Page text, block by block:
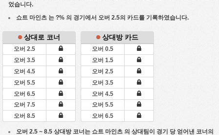
었습니다.
쇼트 마인츠 는 ?% 의 경기에서 오버 2.5의 카드를 기록하였습니다.
상대로 코너
오버 2.5
오버 3.5
오버 4.5
오버 5.5
오버 6.5
오버 7.5
오버 8.5
상대방 카드
오버 0.5
오버 1.5
오버 2.5
오버 3.5
오버 4.5
오버 5.5
오버 6.5
오버 2.5 ~ 8.5 상대방 코너는 쇼트 마인츠 의 상대팀이 경기 당 얻어낸 코너의